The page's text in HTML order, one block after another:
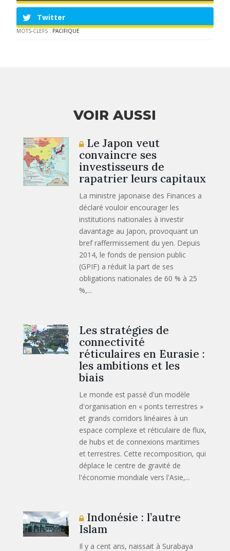
Twitter
MOTS-CLEFS : PACIFIQUE
VOIR AUSSI
Le Japon veut
convaincre ses
investisseurs de
rapatrier leurs capitaux
La ministre japonaise des Finances a
déclaré vouloir encourager les
institutions nationales à investir
davantage au Japon, provoquant un
bref raffermissement du yen. Depuis
2014, le fonds de pension public
(GPIF) a réduit la part de ses
obligations nationales de 60 % à 25
%,...
Les stratégies de
connectivité
réticulaires en Eurasie :
les ambitions et les
biais
Le monde est passé d'un modèle
d'organisation en « ponts terrestres »
et grands corridors linéaires à un
espace complexe et réticulaire de flux,
de hubs et de connexions maritimes
et terrestres. Cette recomposition, qui
déplace le centre de gravité de
l'économie mondiale vers l'Asie,...
Indonésie : l’autre
Islam
Il y a cent ans, naissait à Surabaya